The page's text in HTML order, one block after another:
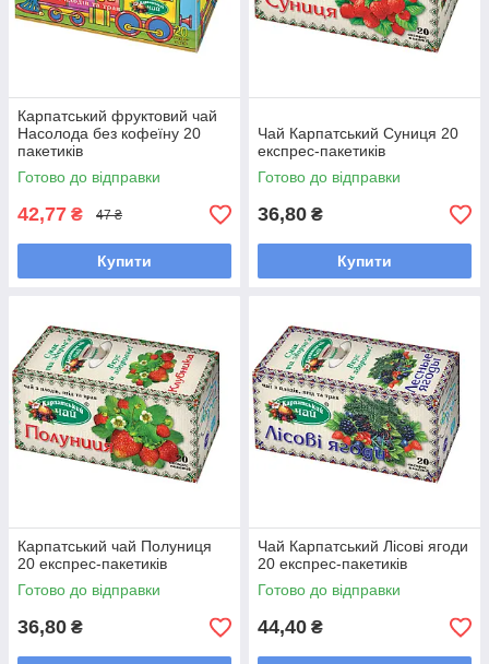
Карпатський фруктовий чай
Насолода без кофеїну 20
пакетиків
Готово до відправки
42,77 ₴ 47 ₴
Купити
Чай Карпатський Суниця 20
експрес-пакетиків
Готово до відправки
36,80 ₴
Купити
Карпатський чай Полуниця
20 експрес-пакетиків
Готово до відправки
36,80 ₴
Чай Карпатський Лісові ягоди
20 експрес-пакетиків
Готово до відправки
44,40 ₴